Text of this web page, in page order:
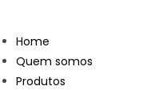
content
Home
Quem somos
Produtos